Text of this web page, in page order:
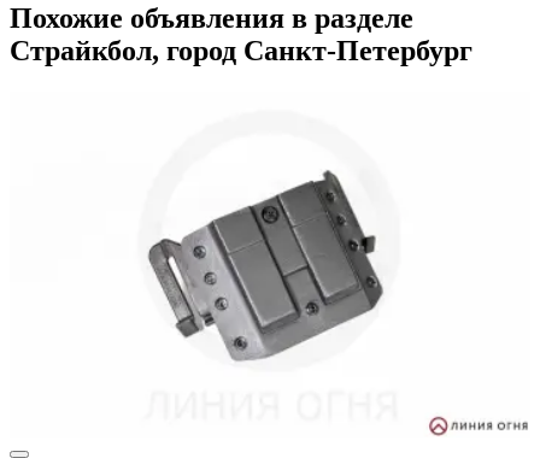
Похожие объявления в разделе
Страйкбол, город Санкт-Петербург